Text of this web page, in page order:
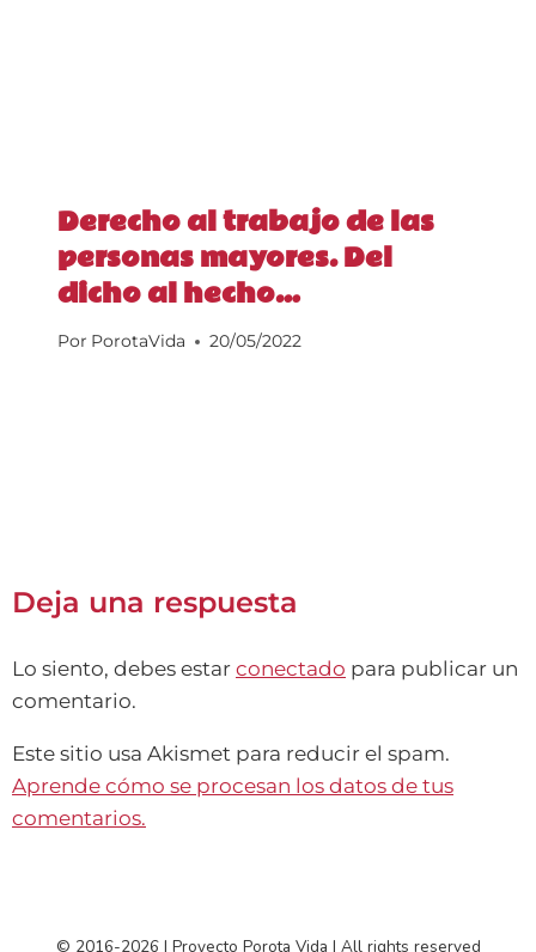
Derecho al trabajo de las
personas mayores. Del
dicho al hecho…
Por PorotaVida 20/05/2022
Deja una respuesta
Lo siento, debes estar conectado para publicar un
comentario.
Este sitio usa Akismet para reducir el spam.
Aprende cómo se procesan los datos de tus
comentarios.
© 2016-2026 | Proyecto Porota Vida | All rights reserved